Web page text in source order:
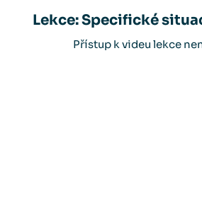
Lekce: Specifické
Přístup k videu lekce